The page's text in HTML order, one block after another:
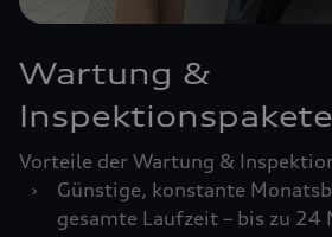
Wartung &
Inspektionspakete
Vorteile der Wartung &
›
Günstige, konstante
gesamte Laufzeit – bis zu 24